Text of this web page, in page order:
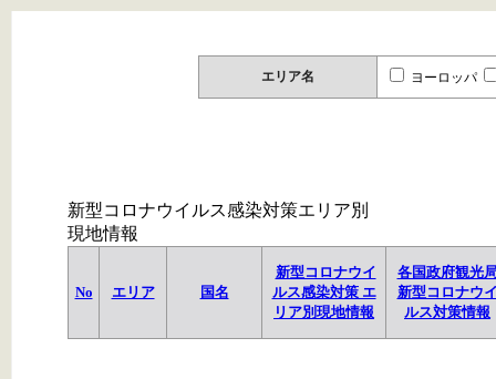
エリア名 ヨーロッパ
新型コロナウイルス感染対策エリア別
現地情報
No エリア 国名
新型コロナウイ
ルス感染対策 エ
リア別現地情報
各国政府観光
新型コロナウ
ルス対策情報